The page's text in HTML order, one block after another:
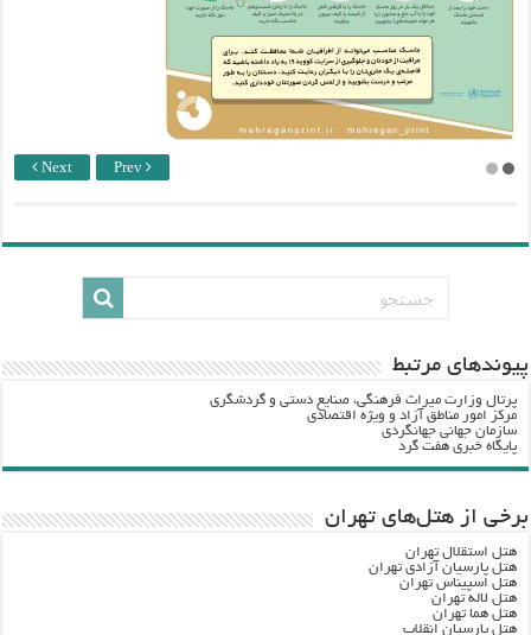
Next Prev
پيوندهاي مرتبط
پرتال وزارت ميراث فرهنگي، صنایع دستی و گردشگري
مرکز امور مناطق آزاد و ویژه اقتصادی
سازمان جهانی جهانگردی
پایگاه خبری هفت گرد
برخی از هتل‌های تهران
هتل استقلال تهران
هتل پارسیان آزادی تهران
هتل اسپیناس تهران
هتل لاله تهران
هتل هما تهران
هتل پارسیان انقلاب